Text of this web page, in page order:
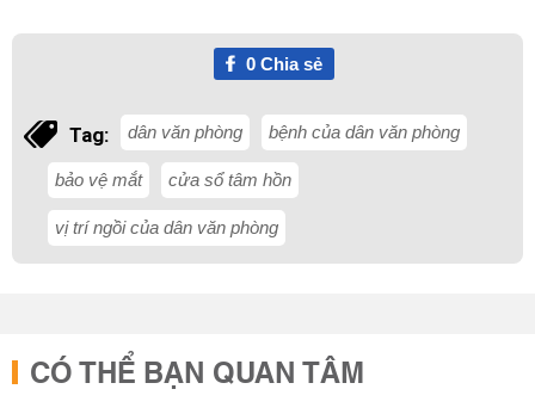
0Chia sẻ
Tag: dân văn phòng bệnh của dân văn phòng
bảo vệ mắt cửa sổ tâm hồn
vị trí ngồi của dân văn phòng
CÓ THỂ BẠN QUAN TÂM